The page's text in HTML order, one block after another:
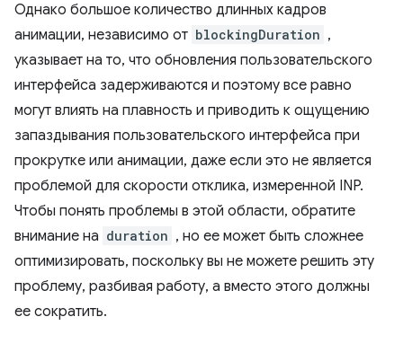
Однако большое количество длинных кадров
анимации, независимо от blockingDuration ,
указывает на то, что обновления пользовательского
интерфейса задерживаются и поэтому все равно
могут влиять на плавность и приводить к ощущению
запаздывания пользовательского интерфейса при
прокрутке или анимации, даже если это не является
проблемой для скорости отклика, измеренной INP.
Чтобы понять проблемы в этой области, обратите
внимание на duration , но ее может быть сложнее
оптимизировать, поскольку вы не можете решить эту
проблему, разбивая работу, а вместо этого должны
ее сократить.